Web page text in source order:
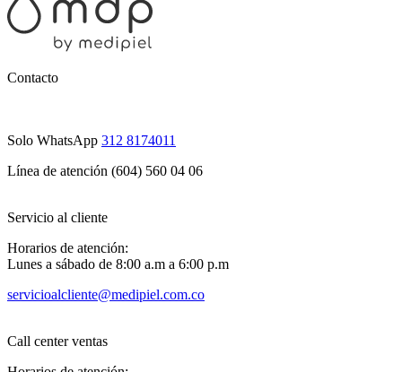
Contacto
Solo WhatsApp 312 8174011
Línea de atención (604) 560 04 06
Servicio al cliente
Horarios de atención:
Lunes a sábado de 8:00 a.m a 6:00 p.m
servicioalcliente@medipiel.com.co
Call center ventas